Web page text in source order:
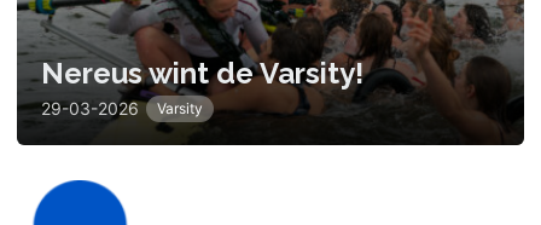
Nereus wint de Varsity!
29-03-2026 Varsity